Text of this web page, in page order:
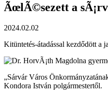
ÃœlÃ©sezett a
2024.02.02
Kitüntetés-átadással kezdődött a
„Sárvár Város
Kondora István polgármestertől.